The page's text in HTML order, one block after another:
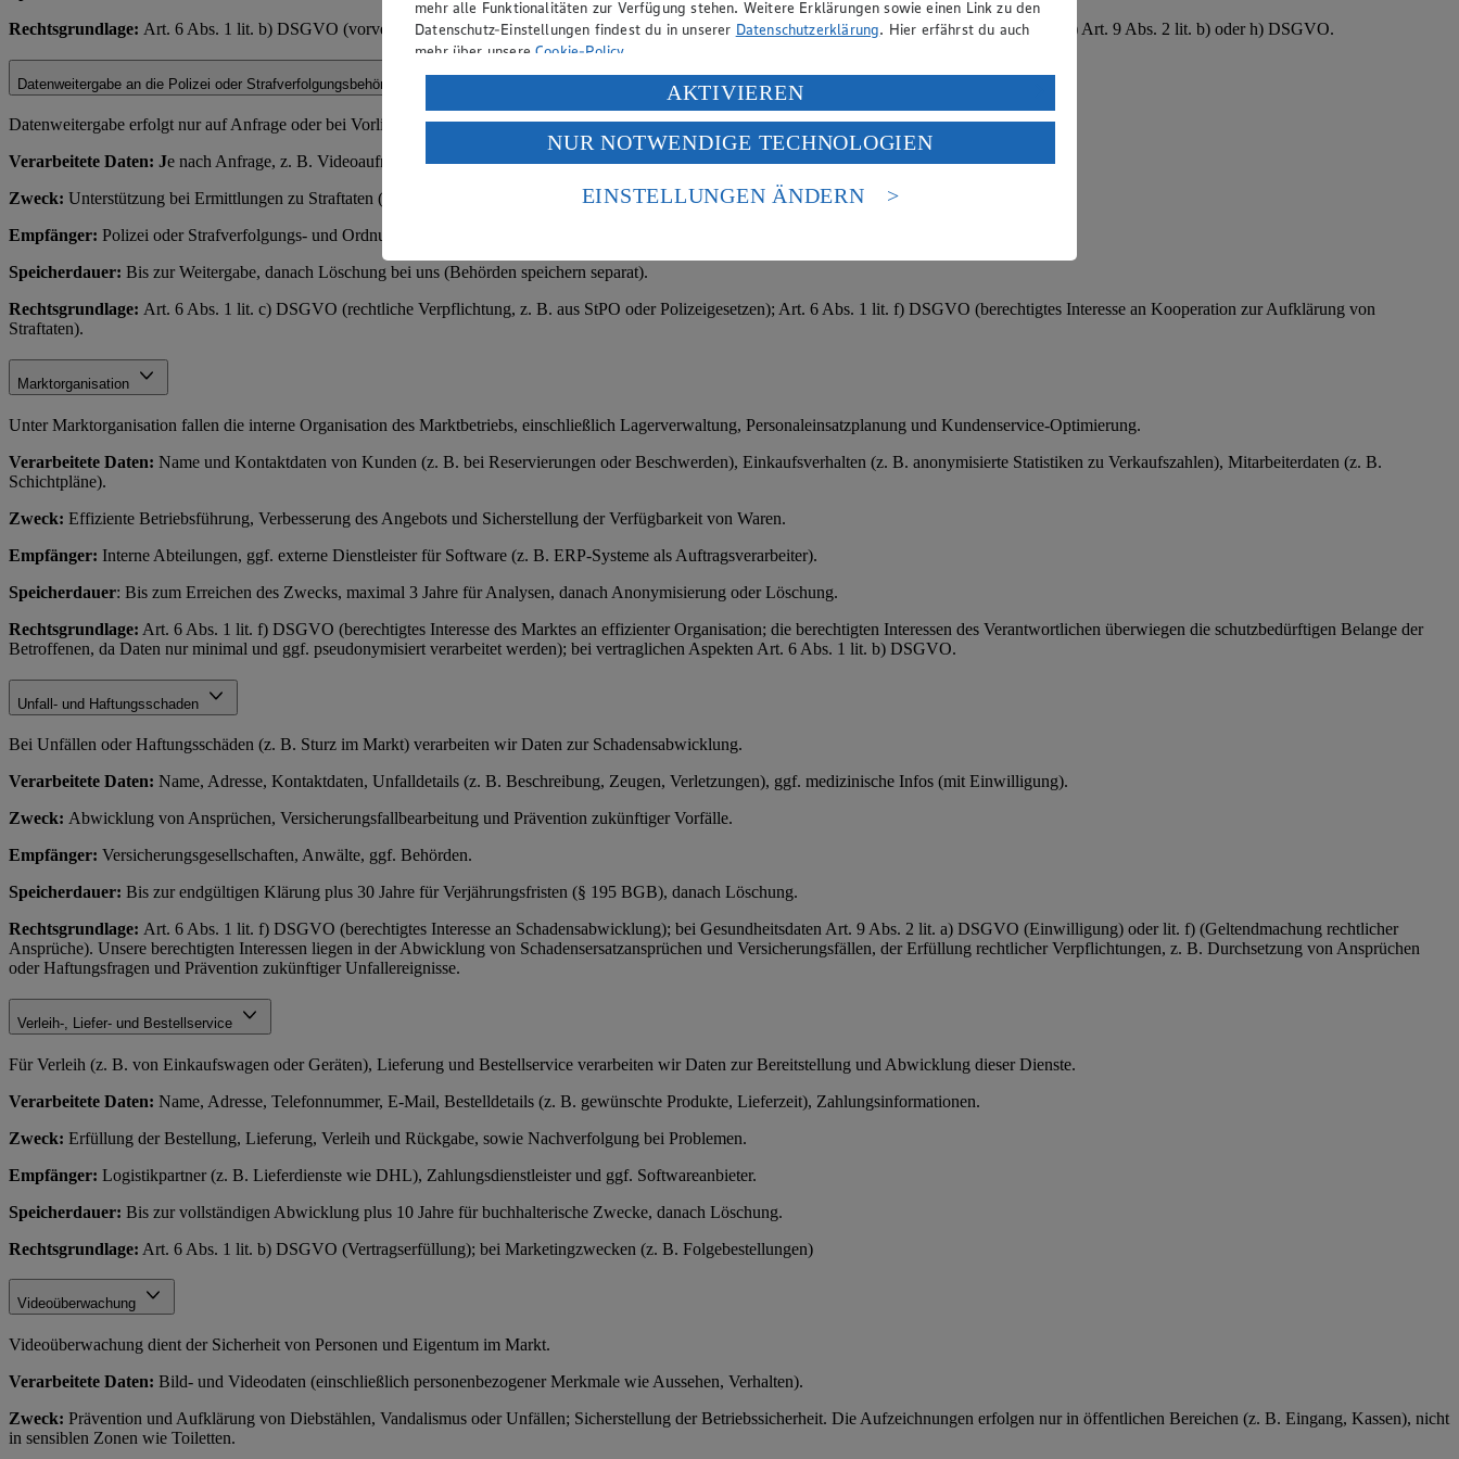
Rechtsgrundlage: Art. 6 Abs. 1 lit. b) DSGVO (vorvertragliche Maßnahmen); § 26 BDSG (Bewerbungsverfahren); bei sensiblen Daten (z. B. Gesundheit) Art. 9 Abs. 2 lit. b) oder h) DSGVO.
Datenweitergabe an die Polizei oder Strafverfolgungsbehörden
Datenweitergabe erfolgt nur auf Anfrage oder bei Vorliegen eines rechtlichen Grunds.
Verarbeitete Daten: Je nach Anfrage, z. B. Videoaufnahmen, Zahlungsdaten oder Kundendaten.
Zweck: Unterstützung bei Ermittlungen zu Straftaten (z. B. Diebstahl).
Empfänger: Polizei oder Strafverfolgungs- und Ordnungsbehörden.
Speicherdauer: Bis zur Weitergabe, danach Löschung bei uns (Behörden speichern separat).
Rechtsgrundlage: Art. 6 Abs. 1 lit. c) DSGVO (rechtliche Verpflichtung, z. B. aus StPO oder Polizeigesetzen); Art. 6 Abs. 1 lit. f) DSGVO (berechtigtes Interesse an Kooperation zur Aufklärung von
Straftaten).
Marktorganisation
Unter Marktorganisation fallen die interne Organisation des Marktbetriebs, einschließlich Lagerverwaltung, Personaleinsatzplanung und Kundenservice-Optimierung.
Verarbeitete Daten: Name und Kontaktdaten von Kunden (z. B. bei Reservierungen oder Beschwerden), Einkaufsverhalten (z. B. anonymisierte Statistiken zu Verkaufszahlen), Mitarbeiterdaten (z. B.
Schichtpläne).
Zweck: Effiziente Betriebsführung, Verbesserung des Angebots und Sicherstellung der Verfügbarkeit von Waren.
Empfänger: Interne Abteilungen, ggf. externe Dienstleister für Software (z. B. ERP-Systeme als Auftragsverarbeiter).
Speicherdauer: Bis zum Erreichen des Zwecks, maximal 3 Jahre für Analysen, danach Anonymisierung oder Löschung.
Rechtsgrundlage: Art. 6 Abs. 1 lit. f) DSGVO (berechtigtes Interesse des Marktes an effizienter Organisation; die berechtigten Interessen des Verantwortlichen überwiegen die schutzbedürftigen Belange der
Betroffenen, da Daten nur minimal und ggf. pseudonymisiert verarbeitet werden); bei vertraglichen Aspekten Art. 6 Abs. 1 lit. b) DSGVO.
Unfall- und Haftungsschaden
Bei Unfällen oder Haftungsschäden (z. B. Sturz im Markt) verarbeiten wir Daten zur Schadensabwicklung.
Verarbeitete Daten: Name, Adresse, Kontaktdaten, Unfalldetails (z. B. Beschreibung, Zeugen, Verletzungen), ggf. medizinische Infos (mit Einwilligung).
Zweck: Abwicklung von Ansprüchen, Versicherungsfallbearbeitung und Prävention zukünftiger Vorfälle.
Empfänger: Versicherungsgesellschaften, Anwälte, ggf. Behörden.
Speicherdauer: Bis zur endgültigen Klärung plus 30 Jahre für Verjährungsfristen (§ 195 BGB), danach Löschung.
Rechtsgrundlage: Art. 6 Abs. 1 lit. f) DSGVO (berechtigtes Interesse an Schadensabwicklung); bei Gesundheitsdaten Art. 9 Abs. 2 lit. a) DSGVO (Einwilligung) oder lit. f) (Geltendmachung rechtlicher
Ansprüche). Unsere berechtigten Interessen liegen in der Abwicklung von Schadensersatzansprüchen und Versicherungsfällen, der Erfüllung rechtlicher Verpflichtungen, z. B. Durchsetzung von Ansprüchen
oder Haftungsfragen und Prävention zukünftiger Unfallereignisse.
Verleih-, Liefer- und Bestellservice
Für Verleih (z. B. von Einkaufswagen oder Geräten), Lieferung und Bestellservice verarbeiten wir Daten zur Bereitstellung und Abwicklung dieser Dienste.
Verarbeitete Daten: Name, Adresse, Telefonnummer, E-Mail, Bestelldetails (z. B. gewünschte Produkte, Lieferzeit), Zahlungsinformationen.
Zweck: Erfüllung der Bestellung, Lieferung, Verleih und Rückgabe, sowie Nachverfolgung bei Problemen.
Empfänger: Logistikpartner (z. B. Lieferdienste wie DHL), Zahlungsdienstleister und ggf. Softwareanbieter.
Speicherdauer: Bis zur vollständigen Abwicklung plus 10 Jahre für buchhalterische Zwecke, danach Löschung.
Rechtsgrundlage: Art. 6 Abs. 1 lit. b) DSGVO (Vertragserfüllung); bei Marketingzwecken (z. B. Folgebestellungen)
Videoüberwachung
Videoüberwachung dient der Sicherheit von Personen und Eigentum im Markt.
Verarbeitete Daten: Bild- und Videodaten (einschließlich personenbezogener Merkmale wie Aussehen, Verhalten).
Zweck: Prävention und Aufklärung von Diebstählen, Vandalismus oder Unfällen; Sicherstellung der Betriebssicherheit. Die Aufzeichnungen erfolgen nur in öffentlichen Bereichen (z. B. Eingang, Kassen), nicht
in sensiblen Zonen wie Toiletten.
mehr alle Funktionalitäten zur Verfügung stehen. Weitere Erklärungen sowie einen Link zu den
Datenschutz-Einstellungen findest du in unserer Datenschutzerklärung. Hier erfährst du auch
mehr über unsereCookie-Policy.
Verarbeitung deiner personenbezogenen Daten in den USA durch Facebook und YouTube:
Wenn du auf „Aktivieren“ klickst, willigst du im Sinne des Art. 49 Abs. 1 Satz 1 lit. a) DSGVO
ein, dass deine Daten in den USA verarbeitet werden. Der EuGH sieht die USA als Land mit
einem nach europäischen Standards nicht angemessenen Datenschutzniveau an. Es besteht das
Risiko eines Zugriffs durch US-amerikanische Behörden.
AKTIVIEREN
NUR NOTWENDIGE TECHNOLOGIEN
EINSTELLUNGEN ÄNDERN